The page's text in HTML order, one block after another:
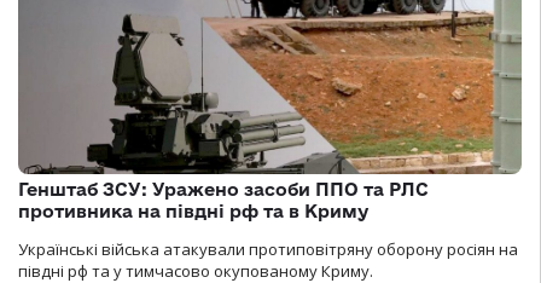
Генштаб ЗСУ: Уражено засоби ППО та РЛС
противника на півдні рф та в Криму
Українські війська атакували протиповітряну оборону росіян на
півдні рф та у тимчасово окупованому Криму.